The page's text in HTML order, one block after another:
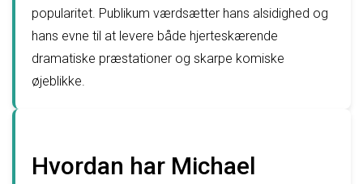
popularitet. Publikum værdsætter hans alsidighed og
hans evne til at levere både hjerteskærende
dramatiske præstationer og skarpe komiske
øjeblikke.
Hvordan har Michael